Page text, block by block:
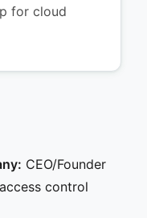
for cloud
CEO/Founder
control